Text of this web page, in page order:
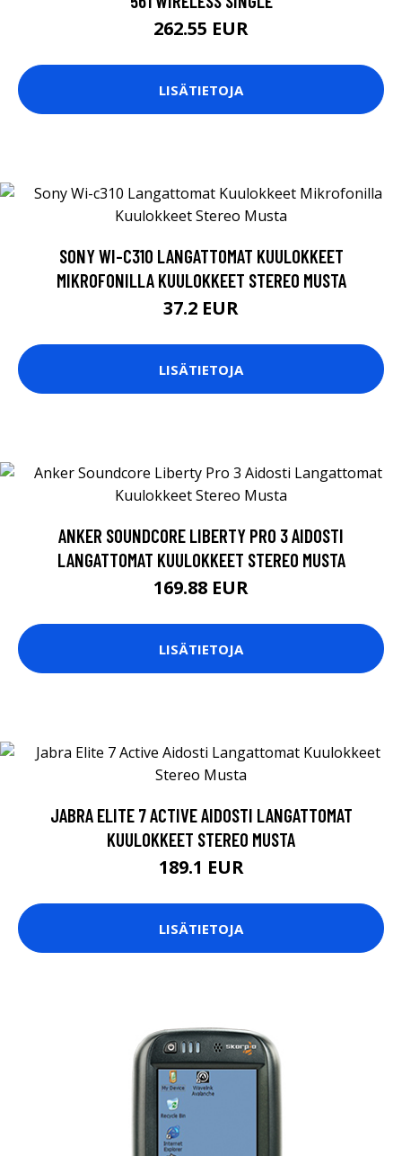
262.55 EUR
LISÄTIETOJA
SONY WI-C310 LANGATTOMAT KUULOKKEET
MIKROFONILLA KUULOKKEET STEREO MUSTA
37.2 EUR
LISÄTIETOJA
ANKER SOUNDCORE LIBERTY PRO 3 AIDOSTI
LANGATTOMAT KUULOKKEET STEREO MUSTA
169.88 EUR
LISÄTIETOJA
JABRA ELITE 7 ACTIVE AIDOSTI LANGATTOMAT
KUULOKKEET STEREO MUSTA
189.1 EUR
LISÄTIETOJA